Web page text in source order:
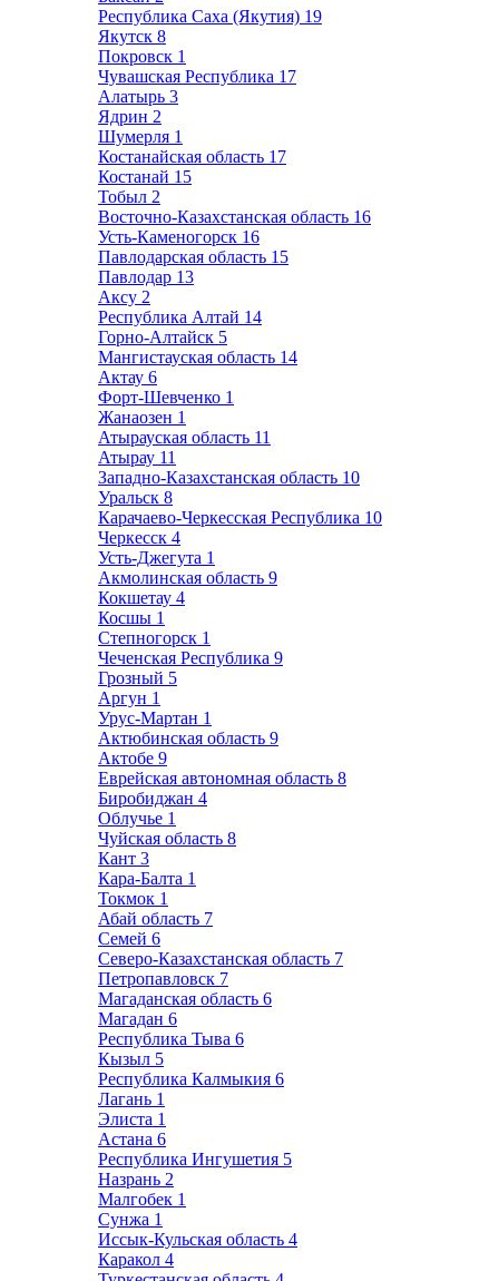
Республика Саха (Якутия) 19
Якутск 8
Покровск 1
Чувашская Республика 17
Алатырь 3
Ядрин 2
Шумерля 1
Костанайская область 17
Костанай 15
Тобыл 2
Восточно-Казахстанская область 16
Усть-Каменогорск 16
Павлодарская область 15
Павлодар 13
Аксу 2
Республика Алтай 14
Горно-Алтайск 5
Мангистауская область 14
Актау 6
Форт-Шевченко 1
Жанаозен 1
Атырауская область 11
Атырау 11
Западно-Казахстанская область 10
Уральск 8
Карачаево-Черкесская Республика 10
Черкесск 4
Усть-Джегута 1
Акмолинская область 9
Кокшетау 4
Косшы 1
Степногорск 1
Чеченская Республика 9
Грозный 5
Аргун 1
Урус-Мартан 1
Актюбинская область 9
Актобе 9
Еврейская автономная область 8
Биробиджан 4
Облучье 1
Чуйская область 8
Кант 3
Кара-Балта 1
Токмок 1
Абай область 7
Семей 6
Северо-Казахстанская область 7
Петропавловск 7
Магаданская область 6
Магадан 6
Республика Тыва 6
Кызыл 5
Республика Калмыкия 6
Лагань 1
Элиста 1
Астана 6
Республика Ингушетия 5
Назрань 2
Малгобек 1
Сунжа 1
Иссык-Кульская область 4
Каракол 4